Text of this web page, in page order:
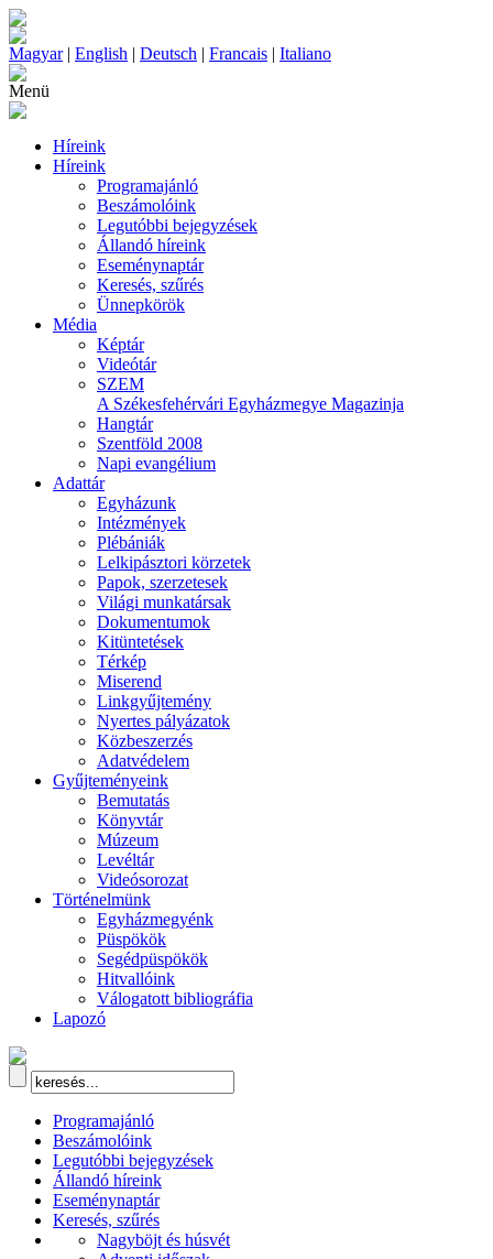
Magyar| English | Deutsch | Francais | Italiano
Menü
Híreink
Híreink
Programajánló
Beszámolóink
Legutóbbi bejegyzések
Állandó híreink
Eseménynaptár
Keresés, szűrés
Ünnepkörök
Média
Képtár
Videótár
SZEM
A Székesfehérvári Egyházmegye Magazinja
Hangtár
Szentföld 2008
Napi evangélium
Adattár
Egyházunk
Intézmények
Plébániák
Lelkipásztori körzetek
Papok, szerzetesek
Világi munkatársak
Dokumentumok
Kitüntetések
Térkép
Miserend
Linkgyűjtemény
Nyertes pályázatok
Közbeszerzés
Adatvédelem
Gyűjteményeink
Bemutatás
Könyvtár
Múzeum
Levéltár
Videósorozat
Történelmünk
Egyházmegyénk
Püspökök
Segédpüspökök
Hitvallóink
Válogatott bibliográfia
Lapozó
Programajánló
Beszámolóink
Legutóbbi bejegyzések
Állandó híreink
Eseménynaptár
Keresés, szűrés
Nagyböjt és húsvét